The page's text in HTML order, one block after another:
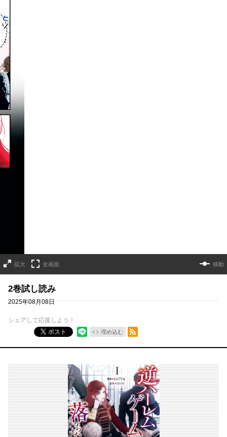
拡大 全画面 移動
2巻試し読み
2025年08月08日
シェアして応援しよう！
ポスト
埋め込む
RSSフィード